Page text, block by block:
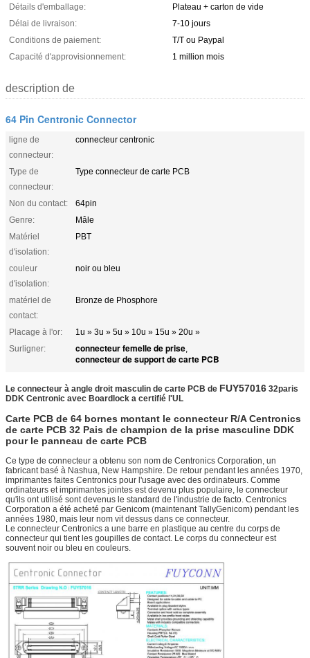
Détails d'emballage:
Plateau + carton de vide
Délai de livraison:
7-10 jours
Conditions de paiement:
T/T ou Paypal
Capacité d'approvisionnement:
1 million mois
description de
64 Pin Centronic Connector
ligne de
connecteur:
connecteur centronic
Type de
connecteur:
Type connecteur de carte PCB
Non du contact:
64pin
Genre:
Mâle
Matériel
d'isolation:
PBT
couleur
d'isolation:
noir ou bleu
matériel de
contact:
Bronze de Phosphore
Placage à l'or:
1u » 3u » 5u » 10u » 15u » 20u »
Surligner:
connecteur femelle de prise,
connecteur de support de carte PCB
Le connecteur à angle droit masculin de carte PCB de FUY57016 32paris
DDK Centronic avec Boardlock a certifié l'UL
Carte PCB de 64 bornes montant le connecteur R/A Centronics
de carte PCB 32 Pais de champion de la prise masculine DDK
pour le panneau de carte PCB
Ce type de connecteur a obtenu son nom de Centronics Corporation, un
fabricant basé à Nashua, New Hampshire. De retour pendant les années 1970,
imprimantes faites Centronics pour l'usage avec des ordinateurs. Comme
ordinateurs et imprimantes jointes est devenu plus populaire, le connecteur
qu'ils ont utilisé sont devenus le standard de l'industrie de facto. Centronics
Corporation a été acheté par Genicom (maintenant TallyGenicom) pendant les
années 1980, mais leur nom vit dessus dans ce connecteur.
Le connecteur Centronics a une barre en plastique au centre du corps de
connecteur qui tient les goupilles de contact. Le corps du connecteur est
souvent noir ou bleu en couleurs.